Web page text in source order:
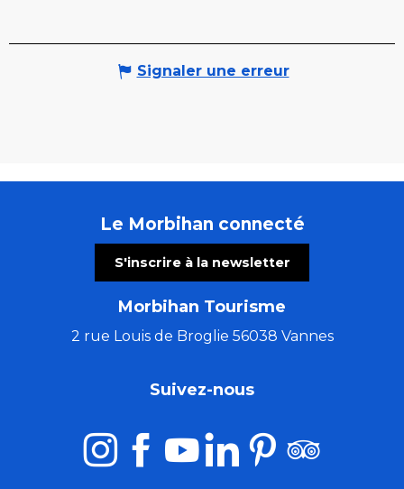
Signaler une erreur
Le Morbihan connecté
S'inscrire à la newsletter
Morbihan Tourisme
2 rue Louis de Broglie 56038 Vannes
Suivez-nous